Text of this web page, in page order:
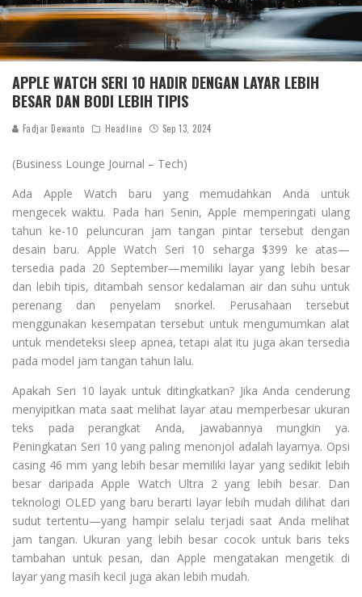
APPLE WATCH SERI 10 HADIR DENGAN LAYAR LEBIH
BESAR DAN BODI LEBIH TIPIS
Fadjar Dewanto Headline Sep 13, 2024
(Business Lounge Journal – Tech)
Ada Apple Watch baru yang memudahkan Anda untuk
mengecek waktu. Pada hari Senin, Apple memperingati ulang
tahun ke-10 peluncuran jam tangan pintar tersebut dengan
desain baru. Apple Watch Seri 10 seharga $399 ke atas—
tersedia pada 20 September—memiliki layar yang lebih besar
dan lebih tipis, ditambah sensor kedalaman air dan suhu untuk
perenang dan penyelam snorkel. Perusahaan tersebut
menggunakan kesempatan tersebut untuk mengumumkan alat
untuk mendeteksi sleep apnea, tetapi alat itu juga akan tersedia
pada model jam tangan tahun lalu.
Apakah Seri 10 layak untuk ditingkatkan? Jika Anda cenderung
menyipitkan mata saat melihat layar atau memperbesar ukuran
teks pada perangkat Anda, jawabannya mungkin ya.
Peningkatan Seri 10 yang paling menonjol adalah layarnya. Opsi
casing 46 mm yang lebih besar memiliki layar yang sedikit lebih
besar daripada Apple Watch Ultra 2 yang lebih besar. Dan
teknologi OLED yang baru berarti layar lebih mudah dilihat dari
sudut tertentu—yang hampir selalu terjadi saat Anda melihat
jam tangan. Ukuran yang lebih besar cocok untuk baris teks
tambahan untuk pesan, dan Apple mengatakan mengetik di
layar yang masih kecil juga akan lebih mudah.